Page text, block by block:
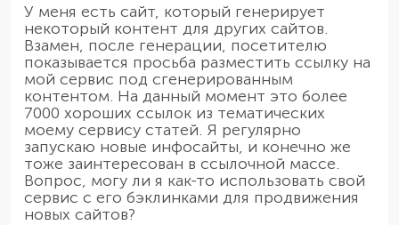
У меня есть сайт, который генерирует
некоторый контент для других сайтов.
Взамен, после генерации, посетителю
показывается просьба разместить ссылку на
мой сервис под сгенерированным
контентом. На данный момент это более
7000 хороших ссылок из тематических
моему сервису статей. Я регулярно
запускаю новые инфосайты, и конечно же
тоже заинтересован в ссылочной массе.
Вопрос, могу ли я как-то использовать свой
сервис с его бэклинками для продвижения
новых сайтов?